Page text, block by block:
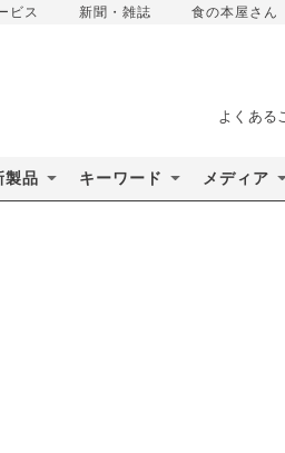
ビス 新聞・雑誌 食の本屋さん
よくある
製品 キーワード メディア